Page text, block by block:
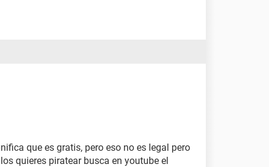
que es gratis, pero eso no es legal pero
quieres piratear busca en youtube el